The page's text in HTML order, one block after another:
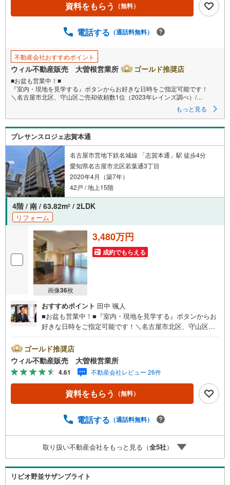
資料をもらう （無料）
電話する （通話料無料）
不動産会社おすすめポイント
ウィル不動産販売 大曽根営業所 ゴールド推奨店
■お盆も営業中！■
『室内・現地を見学する』ボタンからお好きな日時をご指定可能です！
＼名古屋市北区、守山区ご売却依頼数1位（2023年レインズ調べ）/
名古屋市北区、守山区の直接のご売却依頼を数多くいただいている不動産
ネット上で分かる立地環境はもちろん、過去にお任せいただいたお客様に
現地の生の声をもとに住戸環境を提案致します。
＼平日のお住まい探しの方へ/
弊社では平日にご内覧・契約など平日にお住まい探しをされるお客様にサ
ービスをご用意しています。
＼お仕事で忙しい方へ/
午前10時から午後7時まで”毎日”営業しています。事前にご予約頂きました
ら営業時間外でのご内覧もご対応いたします。
＼本物件の他にも気になる物件がある方へ/
不動産業者間で不動産情報が共有されているので、名古屋市全域や、その
他隣接エリアでもご内覧が可能です！
【大曽根営業所】
○地下鉄名城線、JR中央線「大曽根」駅徒歩1分
○お子様が遊べるキッズスペースあり
○定休日ございません
もっと見る
プレサンスロジェ志賀本通
名古屋市営地下鉄名城線 「志賀本通」駅 徒歩4分
愛知県名古屋市北区若葉通3丁目
2020年4月（築7年）
42戸 / 地上15階
4階 / 南 / 63.82m2 / 2LDK
リフォーム
画像36枚
3,480万円
成約でもらえる
おすすめポイント 田中 颯人
■お盆も営業中！■『室内・現地を見学する』ボタンからお
好きな日時をご指定可能です！＼名古屋市北区、守山区ご
山区の直接のご売却依頼を数多くいただいている不動産仲
介会社です。ネット上で分かる立地環境はもちろん、過去
にお任せいただいたお客様に現地の生の声をもとに住戸環
境を提案致します。＼平日のお住まい探しの方へ/弊社では
平日にご内覧・契約など平日にお住まい探しをされるお客
様にサービスをご用意しています。＼お仕事で忙しい方へ/
予約頂きましたら営業時間外でのご内覧もご対応いたしま
間で不動産情報が共有されているので、名古屋市全域や、
その他隣接エリアでもご内覧が可能です！ 【大曽根営業
所】○地下鉄名城線、JR中央線「大曽根」駅徒歩1分○お子
様が遊べるキッズスペースあり○定休日ございません
ゴールド推奨店
ウィル不動産販売 大曽根営業所
4.61 不動産会社レビュー 26件
資料をもらう （無料）
電話する （通話料無料）
取り扱い不動産会社をもっと見る（全5社）
リビオ野並サザンブライト